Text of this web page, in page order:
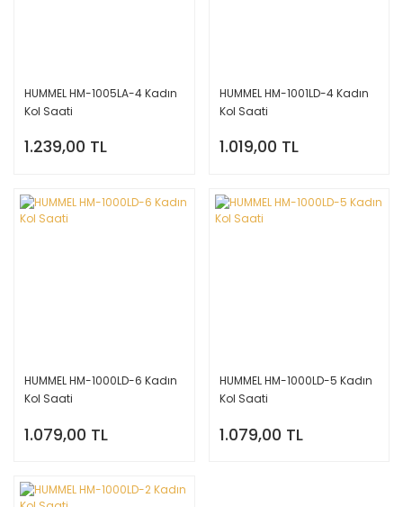
HUMMEL HM-1005LA-4 Kadın
Kol Saati
1.239,00 TL
HUMMEL HM-1001LD-4 Kadın
Kol Saati
1.019,00 TL
HUMMEL HM-1000LD-6 Kadın
Kol Saati
1.079,00 TL
HUMMEL HM-1000LD-5 Kadın
Kol Saati
1.079,00 TL